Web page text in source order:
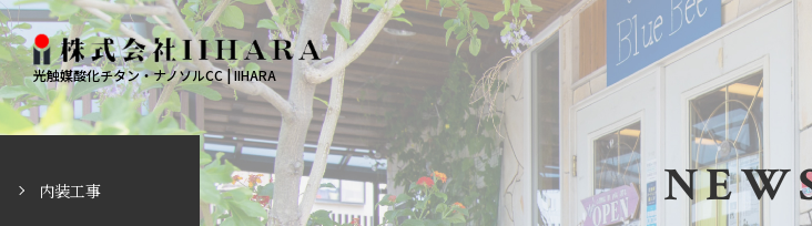
光触媒酸化チタン・ナノソルCC | IIHARA
内装工事